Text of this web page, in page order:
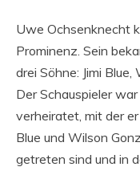
Uwe Ochsenknecht
Prominenz. Sein
drei Söhne: Jimi
Der Schauspieler
verheiratet, mit der
Blue und Wilson
getreten sind und in